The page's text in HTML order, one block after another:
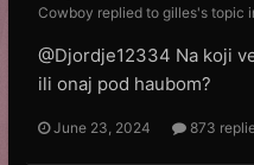
Cowboy replied to gilles's topic
@Djordje12334 Na koji
ili onaj pod haubom?
June 23, 2024 873